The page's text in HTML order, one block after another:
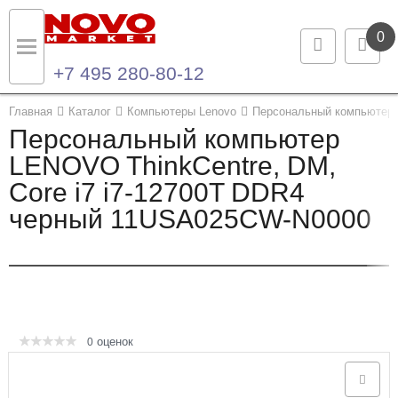
0
+7 495 280-80-12
Главная Каталог Компьютеры Lenovo Персональный компьютер
Персональный компьютер
LENOVO ThinkCentre, DM,
Core i7 i7-12700T DDR4
черный 11USA025CW-N0000
0 оценок
Назад
Каталог продукции
Ноутбуки и ультрабуки
Компьютеры
Опции и комплектующие
Назад
Контакты
Контактная информация